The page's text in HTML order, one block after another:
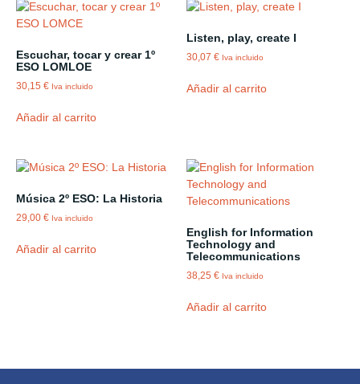
Escuchar, tocar y crear 1º
ESO LOMLOE
30,15 € Iva incluido
Añadir al carrito
Listen, play, create I
30,07€ Iva incluido
Añadir al carrito
Música 2º ESO: La Historia
29,00 € Iva incluido
Añadir al carrito
English for Information
Technology and
Telecommunications
38,25€ Iva incluido
Añadir al carrito